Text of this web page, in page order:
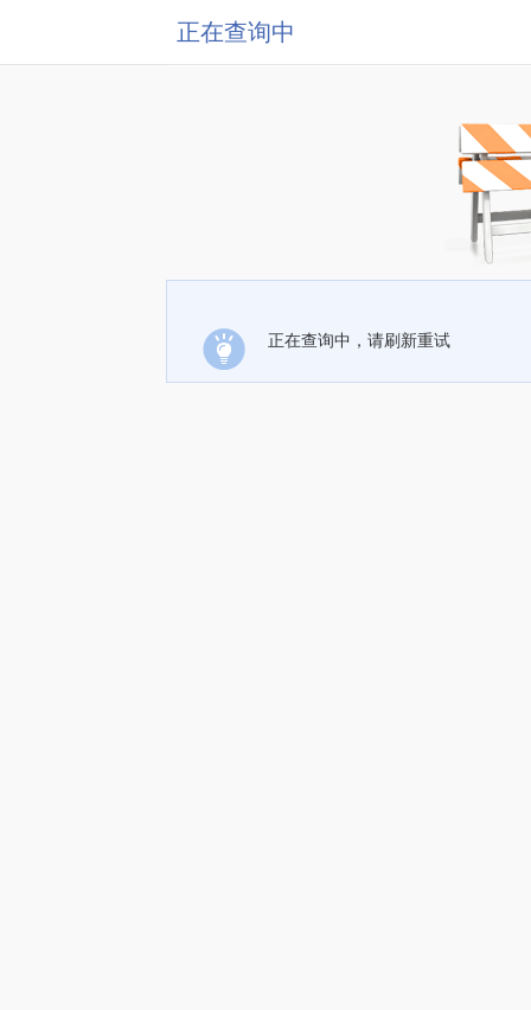
正在查询中
正在查询中，请刷新重试